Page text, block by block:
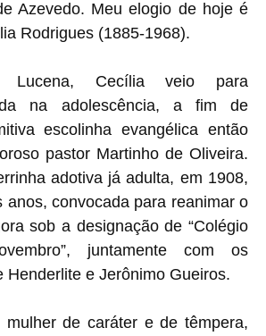
Azevedo. Meu elogio de hoje é
Rodrigues (1885-1968).
Lucena, Cecília veio para
na adolescência, a fim de
escolinha evangélica então
pastor Martinho de Oliveira.
adotiva já adulta, em 1908,
anos, convocada para reanimar o
sob a designação de “Colégio
juntamente com os
Henderlite e Jerônimo Gueiros.
mulher de caráter e de têmpera,